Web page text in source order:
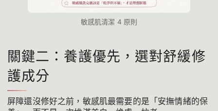
敏感肌清潔 4 原則
關鍵二：養護優先，選對舒緩修
護成分
屏障還沒修好之前，敏感肌最需要的是「安撫情緒的保